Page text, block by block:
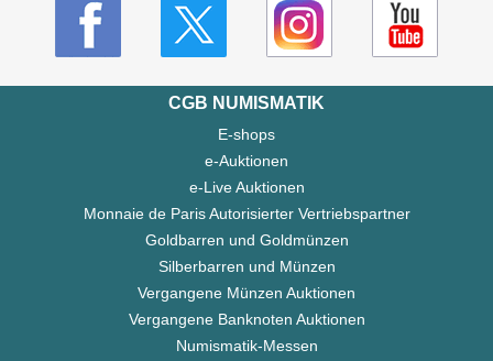
CGB NUMISMATIK
E-shops
e-Auktionen
e-Live Auktionen
Monnaie de Paris Autorisierter Vertriebspartner
Goldbarren und Goldmünzen
Silberbarren und Münzen
Vergangene Münzen Auktionen
Vergangene Banknoten Auktionen
Numismatik-Messen